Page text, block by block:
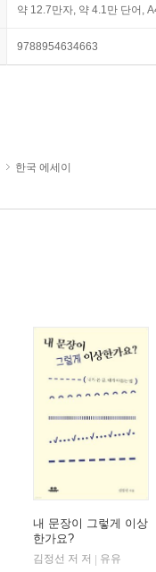
약 12.7만자, 약 4.1만 단어,
9788954634663
한국 에세이
내 문장이 그렇게 이상
한가요?
김정선 저 저 | 유유